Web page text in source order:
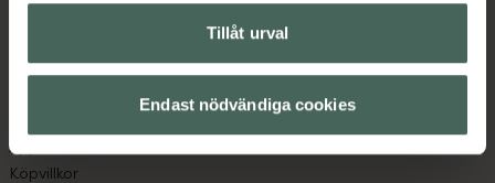
Tillåt urval
Endast nödvändiga cookies
Leverans, betalning och retur
App
Köpvillkor